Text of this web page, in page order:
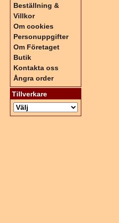
Beställning &
Villkor
Om cookies
Personuppgifter
Om Företaget
Butik
Kontakta oss
Ångra order
Tillverkare